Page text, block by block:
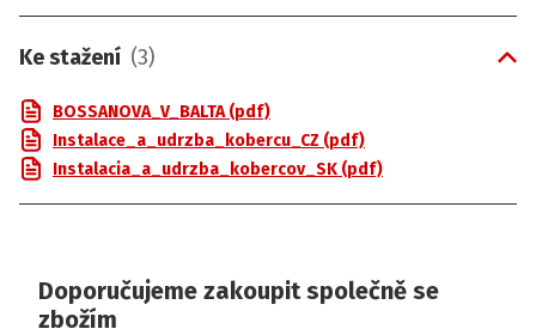
Ke stažení (3)
BOSSANOVA_V_BALTA (pdf)
Instalace_a_udrzba_kobercu_CZ (pdf)
Instalacia_a_udrzba_kobercov_SK (pdf)
Doporučujeme zakoupit společně se
zbožím